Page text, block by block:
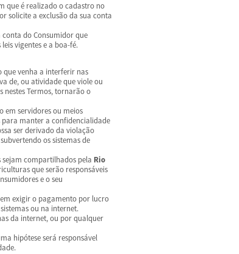
que é realizado o cadastro no
solicite a exclusão da sua conta
do Consumidor que
vigentes e a boa-fé.
que venha a interferir nas
de, ou atividade que viole ou
nestes Termos, tornarão o
em servidores ou meios
manter a confidencialidade
ser derivado da violação
os sistemas de
sejam compartilhados pela Rio
que serão responsáveis
e o seu
exigir o pagamento por lucro
ou na internet.
da internet, ou por qualquer
hipótese será responsável